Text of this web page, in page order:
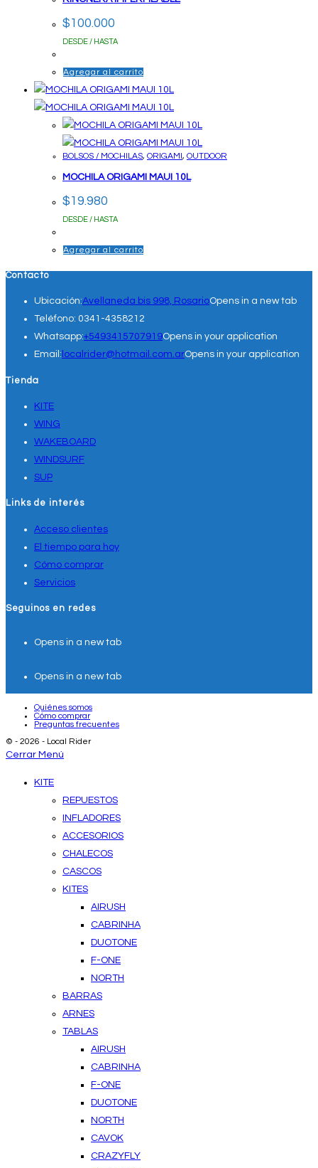
$100.000
DESDE / HASTA
Agregar al carrito
BOLSOS / MOCHILAS, ORIGAMI, OUTDOOR
MOCHILA ORIGAMI MAUI 10L
$19.980
DESDE / HASTA
Agregar al carrito
Contacto
Ubicación:Avellaneda bis 998, RosarioOpens in a new tab
Teléfono: 0341-4358212
Whatsapp:+5493415707919Opens in your application
Email: localrider@hotmail.com.arOpens in your application
Tienda
KITE
WING
WAKEBOARD
WINDSURF
SUP
Links de interés
Acceso clientes
El tiempo para hoy
Cómo comprar
Servicios
Seguinos en redes
Opens in a new tab
Opens in a new tab
Quiénes somos
Cómo comprar
Preguntas frecuentes
© - 2026 - Local Rider
Cerrar Menú
KITE
REPUESTOS
INFLADORES
ACCESORIOS
CHALECOS
CASCOS
KITES
AIRUSH
CABRINHA
DUOTONE
F-ONE
NORTH
BARRAS
ARNES
TABLAS
AIRUSH
CABRINHA
F-ONE
DUOTONE
NORTH
CAVOK
CRAZYFLY